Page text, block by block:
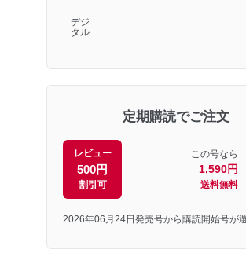
デジ
タル
定期購読でご注文
レビュー
500円
割引可
この号なら
1,590円
送料無料
2026年06月24日発売号から購読開始号が選